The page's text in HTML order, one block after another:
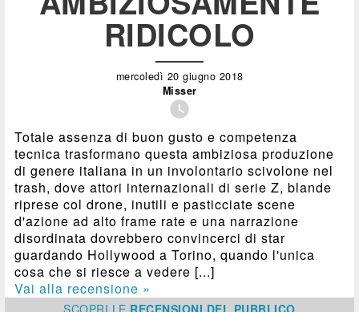
RIDICOLO
mercoledì 20 giugno 2018
Misser

Totale assenza di buon gusto e competenza
tecnica trasformano questa ambiziosa produzione
di genere italiana in un involontario scivolone nel
trash, dove attori internazionali di serie Z, blande
riprese col drone, inutili e pasticciate scene
d'azione ad alto frame rate e una narrazione
disordinata dovrebbero convincerci di star
guardando Hollywood a Torino, quando l'unica
cosa che si riesce a vedere [...]
Vai alla recensione »
SCOPRI LE RECENSIONI DEL PUBBLICO